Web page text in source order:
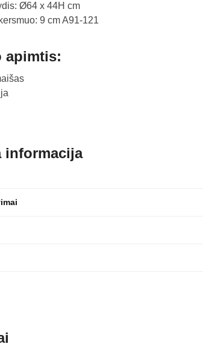
Ø64 x 44H cm
9 cm A91-121
apimtis:
informacija